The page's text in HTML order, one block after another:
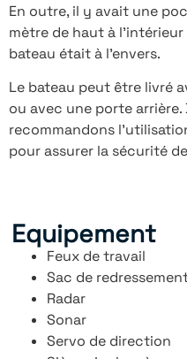
En outre, il y avait une
mètre de haut à
bateau était à l’envers.
Le bateau peut être livré
ou avec une porte arrière.
recommandons
pour assurer la sécurité
Equipement
Feux de travail
Sac de
Radar
Sonar
Servo de direction